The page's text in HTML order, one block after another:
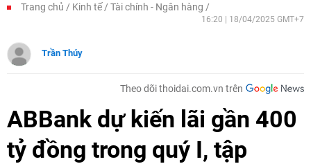
Trang chủ Kinh tế Tài chính - Ngân hàng
16:20 | 18/04/2025 GMT+7
Trần Thúy
Theo dõi thoidai.com.vn trên
ABBank dự kiến lãi gần 400
tỷ đồng trong quý I, tập